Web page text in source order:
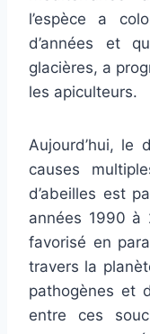
l’espèce a
d’années et
glacières, a
les apiculteurs.
Aujourd’hui, le
causes
d’abeilles est
années 1990 à
favorisé en
travers la
pathogènes et
entre ces